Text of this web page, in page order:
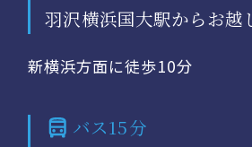
羽沢横浜国大駅からお越
新横浜方面に徒歩10分
バス15分